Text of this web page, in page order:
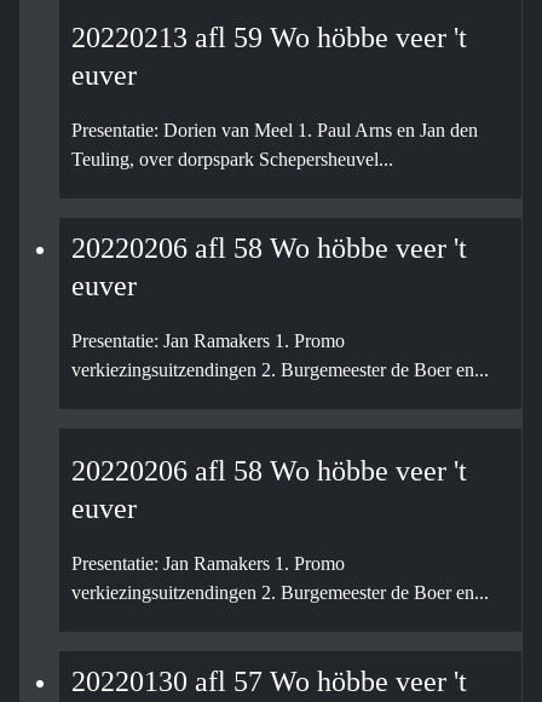
20220213 afl 59 Wo höbbe veer 't
euver
Presentatie: Dorien van Meel 1. Paul Arns en Jan den
Teuling, over dorpspark Schepersheuvel...
20220206 afl 58 Wo höbbe veer 't
euver
Presentatie: Jan Ramakers 1. Promo
verkiezingsuitzendingen 2. Burgemeester de Boer en...
20220206 afl 58 Wo höbbe veer 't
euver
Presentatie: Jan Ramakers 1. Promo
verkiezingsuitzendingen 2. Burgemeester de Boer en...
20220130 afl 57 Wo höbbe veer 't